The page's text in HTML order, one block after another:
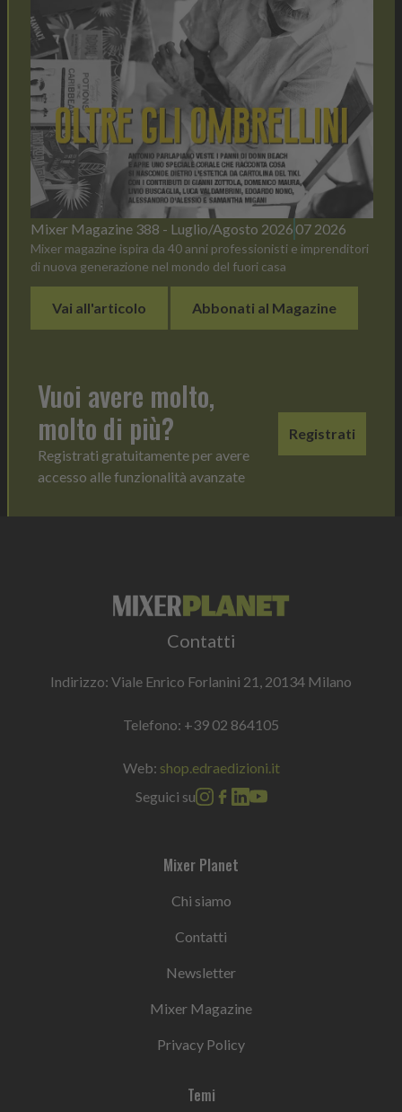
Mixer Magazine 388 - Luglio/Agosto 2026 07 2026
Mixer magazine ispira da 40 anni professionisti e imprenditori
di nuova generazione nel mondo del fuori casa
Vai all'articolo Abbonati al Magazine
Vuoi avere molto,
molto di più?
Registrati gratuitamente per avere
accesso alle funzionalità avanzate
Registrati
Contatti
Indirizzo: Viale Enrico Forlanini 21, 20134 Milano
Telefono: +39 02 864105
Web: shop.edraedizioni.it
Seguici su
Mixer Planet
Chi siamo
Contatti
Newsletter
Mixer Magazine
Privacy Policy
Temi